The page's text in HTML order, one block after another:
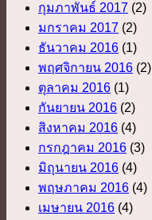
กุมภาพันธ์ 2017 (2)
มกราคม 2017 (2)
ธันวาคม 2016 (1)
พฤศจิกายน 2016 (2)
ตุลาคม 2016 (1)
กันยายน 2016 (2)
สิงหาคม 2016 (4)
กรกฎาคม 2016 (3)
มิถุนายน 2016 (4)
พฤษภาคม 2016 (4)
เมษายน 2016 (4)